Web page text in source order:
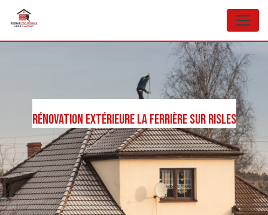
Rénovation extérieure La Ferrière sur Risles
Panneau de gestion des cookies